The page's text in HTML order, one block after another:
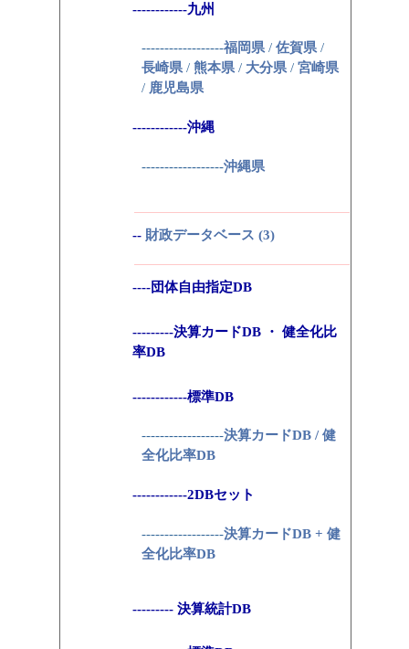
------------九州
------------------福岡県/佐賀県/
長崎県/熊本県/ 大分県/宮崎県
/ 鹿児島県
------------沖縄
------------------沖縄県
-- 財政データベース (3)
----団体自由指定DB
---------決算カードDB ・ 健全化比
率DB
------------標準DB
------------------決算カードDB / 健
全化比率DB
------------2DBセット
------------------決算カードDB + 健
全化比率DB
--------- 決算統計DB